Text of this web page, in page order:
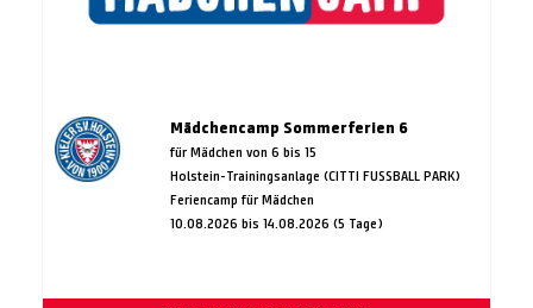
Mädchencamp Sommerferien 6
für Mädchen von 6 bis 15
Holstein-Trainingsanlage (CITTI FUSSBALL PARK)
Feriencamp für Mädchen
10.08.2026 bis 14.08.2026 (5 Tage)